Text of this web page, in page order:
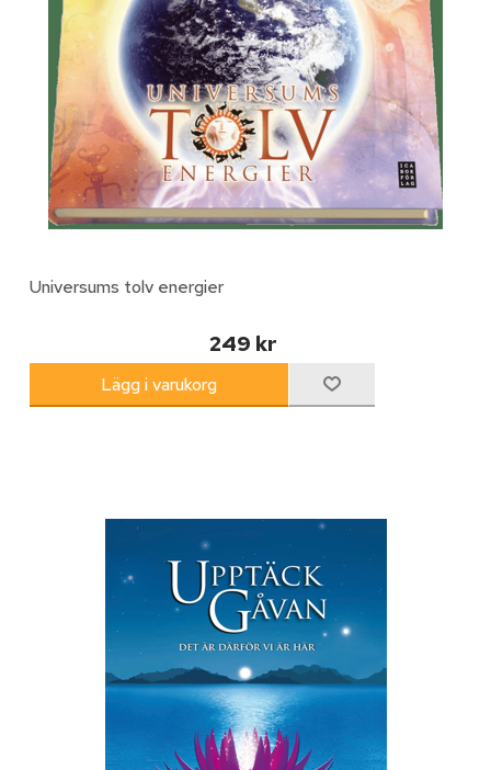
Universums tolv energier
249 kr